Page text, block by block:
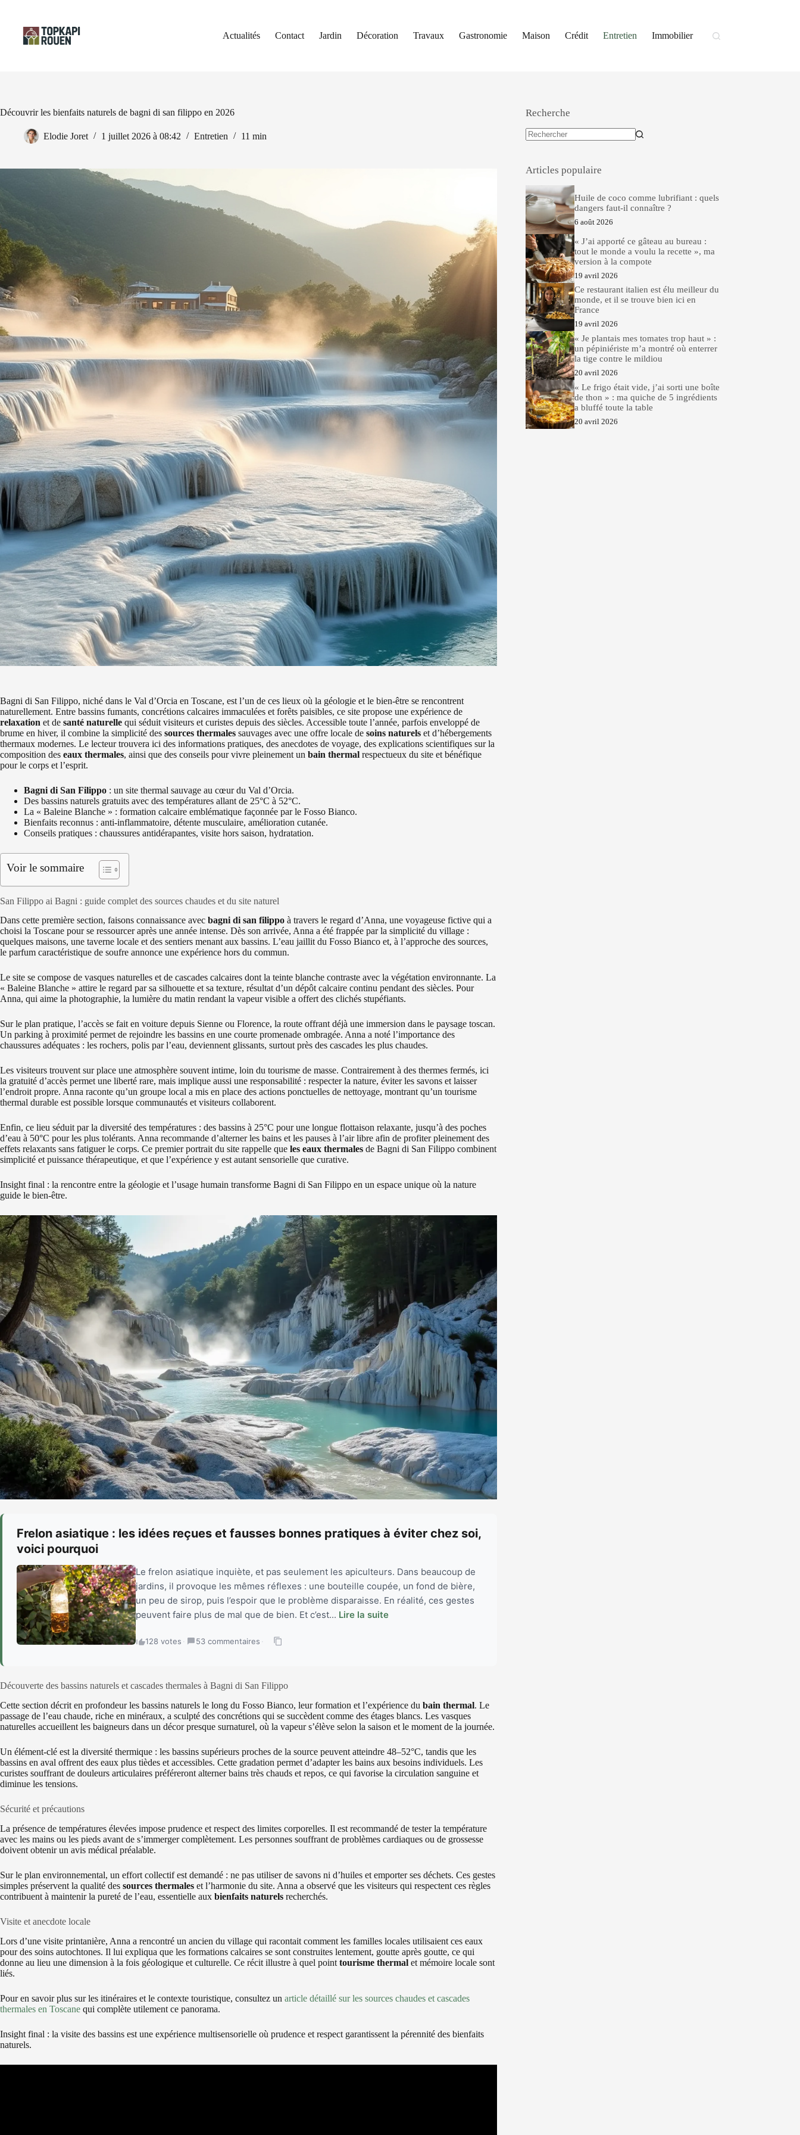
contenu
Actualités
Contact Jardin Décoration Travaux Gastronomie Maison Crédit Entretien Immobilier
Découvrir les bienfaits naturels de bagni di san filippo en 2026
Elodie Joret 1 juillet 2026 à 08:42 Entretien 11 min
Bagni di San Filippo, niché dans le Val d’Orcia en Toscane, est l’un de ces lieux où la géologie et le bien-être se rencontrent
naturellement. Entre bassins fumants, concrétions calcaires immaculées et forêts paisibles, ce site propose une expérience de
relaxation et de santé naturelle qui séduit visiteurs et curistes depuis des siècles. Accessible toute l’année, parfois enveloppé de
brume en hiver, il combine la simplicité des sources thermales sauvages avec une offre locale de soins naturels et d’hébergements
thermaux modernes. Le lecteur trouvera ici des informations pratiques, des anecdotes de voyage, des explications scientifiques sur la
composition des eaux thermales, ainsi que des conseils pour vivre pleinement un bain thermal respectueux du site et bénéfique
pour le corps et l’esprit.
Bagni di San Filippo : un site thermal sauvage au cœur du Val d’Orcia.
Des bassins naturels gratuits avec des températures allant de 25°C à 52°C.
La « Baleine Blanche » : formation calcaire emblématique façonnée par le Fosso Bianco.
Bienfaits reconnus : anti-inflammatoire, détente musculaire, amélioration cutanée.
Conseils pratiques : chaussures antidérapantes, visite hors saison, hydratation.
Voir le sommaire
San Filippo ai Bagni : guide complet des sources chaudes et du site naturel
Dans cette première section, faisons connaissance avec bagni di san filippo à travers le regard d’Anna, une voyageuse fictive qui a
choisi la Toscane pour se ressourcer après une année intense. Dès son arrivée, Anna a été frappée par la simplicité du village :
quelques maisons, une taverne locale et des sentiers menant aux bassins. L’eau jaillit du Fosso Bianco et, à l’approche des sources,
le parfum caractéristique de soufre annonce une expérience hors du commun.
Le site se compose de vasques naturelles et de cascades calcaires dont la teinte blanche contraste avec la végétation environnante. La
« Baleine Blanche » attire le regard par sa silhouette et sa texture, résultat d’un dépôt calcaire continu pendant des siècles. Pour
Anna, qui aime la photographie, la lumière du matin rendant la vapeur visible a offert des clichés stupéfiants.
Sur le plan pratique, l’accès se fait en voiture depuis Sienne ou Florence, la route offrant déjà une immersion dans le paysage toscan.
Un parking à proximité permet de rejoindre les bassins en une courte promenade ombragée. Anna a noté l’importance des
chaussures adéquates : les rochers, polis par l’eau, deviennent glissants, surtout près des cascades les plus chaudes.
Les visiteurs trouvent sur place une atmosphère souvent intime, loin du tourisme de masse. Contrairement à des thermes fermés, ici
la gratuité d’accès permet une liberté rare, mais implique aussi une responsabilité : respecter la nature, éviter les savons et laisser
l’endroit propre. Anna raconte qu’un groupe local a mis en place des actions ponctuelles de nettoyage, montrant qu’un tourisme
thermal durable est possible lorsque communautés et visiteurs collaborent.
Enfin, ce lieu séduit par la diversité des températures : des bassins à 25°C pour une longue flottaison relaxante, jusqu’à des poches
d’eau à 50°C pour les plus tolérants. Anna recommande d’alterner les bains et les pauses à l’air libre afin de profiter pleinement des
effets relaxants sans fatiguer le corps. Ce premier portrait du site rappelle que les eaux thermales de Bagni di San Filippo combinent
simplicité et puissance thérapeutique, et que l’expérience y est autant sensorielle que curative.
Insight final : la rencontre entre la géologie et l’usage humain transforme Bagni di San Filippo en un espace unique où la nature
guide le bien-être.
Frelon asiatique : les idées reçues et fausses bonnes pratiques à éviter chez soi,
voici pourquoi
Le frelon asiatique inquiète, et pas seulement les apiculteurs. Dans beaucoup de
jardins, il provoque les mêmes réflexes : une bouteille coupée, un fond de bière,
un peu de sirop, puis l’espoir que le problème disparaisse. En réalité, ces gestes
peuvent faire plus de mal que de bien. Et c’est... Lire la suite
128 votes · 53 commentaires ·
Découverte des bassins naturels et cascades thermales à Bagni di San Filippo
Cette section décrit en profondeur les bassins naturels le long du Fosso Bianco, leur formation et l’expérience du bain thermal. Le
passage de l’eau chaude, riche en minéraux, a sculpté des concrétions qui se succèdent comme des étages blancs. Les vasques
naturelles accueillent les baigneurs dans un décor presque surnaturel, où la vapeur s’élève selon la saison et le moment de la journée.
Un élément-clé est la diversité thermique : les bassins supérieurs proches de la source peuvent atteindre 48–52°C, tandis que les
bassins en aval offrent des eaux plus tièdes et accessibles. Cette gradation permet d’adapter les bains aux besoins individuels. Les
curistes souffrant de douleurs articulaires préféreront alterner bains très chauds et repos, ce qui favorise la circulation sanguine et
diminue les tensions.
Sécurité et précautions
La présence de températures élevées impose prudence et respect des limites corporelles. Il est recommandé de tester la température
avec les mains ou les pieds avant de s’immerger complètement. Les personnes souffrant de problèmes cardiaques ou de grossesse
doivent obtenir un avis médical préalable.
Sur le plan environnemental, un effort collectif est demandé : ne pas utiliser de savons ni d’huiles et emporter ses déchets. Ces gestes
simples préservent la qualité des sources thermales et l’harmonie du site. Anna a observé que les visiteurs qui respectent ces règles
contribuent à maintenir la pureté de l’eau, essentielle aux bienfaits naturels recherchés.
Visite et anecdote locale
Lors d’une visite printanière, Anna a rencontré un ancien du village qui racontait comment les familles locales utilisaient ces eaux
pour des soins autochtones. Il lui expliqua que les formations calcaires se sont construites lentement, goutte après goutte, ce qui
donne au lieu une dimension à la fois géologique et culturelle. Ce récit illustre à quel point tourisme thermal et mémoire locale sont
liés.
Pour en savoir plus sur les itinéraires et le contexte touristique, consultez un article détaillé sur les sources chaudes et cascades
thermales en Toscane qui complète utilement ce panorama.
Insight final : la visite des bassins est une expérience multisensorielle où prudence et respect garantissent la pérennité des bienfaits
naturels.
Recherche
Articles populaire
Huile de coco comme lubrifiant : quels
dangers faut-il connaître ?
6 août 2026
« J’ai apporté ce gâteau au bureau :
tout le monde a voulu la recette », ma
version à la compote
19 avril 2026
Ce restaurant italien est élu meilleur du
monde, et il se trouve bien ici en
France
19 avril 2026
« Je plantais mes tomates trop haut » :
un pépiniériste m’a montré où enterrer
la tige contre le mildiou
20 avril 2026
« Le frigo était vide, j’ai sorti une boîte
de thon » : ma quiche de 5 ingrédients
a bluffé toute la table
20 avril 2026